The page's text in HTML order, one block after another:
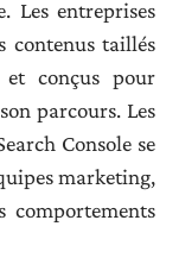
Les entreprises
contenus taillés
et conçus pour
parcours. Les
Console se
marketing,
comportements